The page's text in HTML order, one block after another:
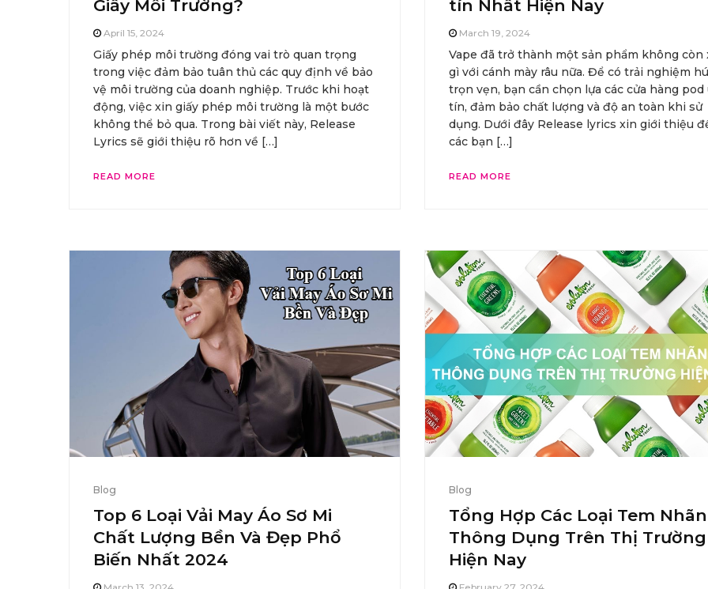
Giấy Môi Trường?
April 15, 2024
Giấy phép môi trường đóng vai trò quan trọng
trong việc đảm bảo tuân thủ các quy định về bảo
vệ môi trường của doanh nghiệp. Trước khi hoạt
động, việc xin giấy phép môi trường là một bước
không thể bỏ qua. Trong bài viết này, Release
Lyrics sẽ giới thiệu rõ hơn về […]
READ MORE
tín Nhất Hiện Nay
March 19, 2024
Vape đã trở thành một sản phẩm không còn
gì với cánh mày râu nữa. Để có trải nghiệm
trọn vẹn, bạn cần chọn lựa các cửa hàng pod
tín, đảm bảo chất lượng và độ an toàn khi sử
dụng. Dưới đây Release lyrics xin giới thiệu
các bạn […]
READ MORE
Blog
Top 6 Loại Vải May Áo Sơ Mi
Chất Lượng Bền Và Đẹp Phổ
Biến Nhất 2024
Blog
Tổng Hợp Các Loại Tem Nhãn
Thông Dụng Trên Thị Trường
Hiện Nay